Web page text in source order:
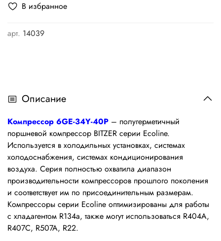
В избранное
арт. 14039
Описание
Компрессор 6GE-34Y-40P – полугерметичный
поршневой компрессор BITZER серии Ecoline.
Используется в холодильных установках, системах
холодоснабжения, системах кондиционирования
воздуха. Серия полностью охватила диапазон
производительности компрессоров прошлого поколения
и соответствует им по присоединительным размерам.
Компрессоры серии Ecoline оптимизированы для работы
с хладагентом R134a, также могут использоваться R404A,
R407C, R507A, R22.